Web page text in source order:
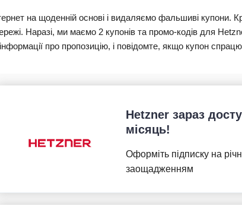
на щоденній основі і видаляємо фальшиві купони.
Наразі, ми маємо 2 купонів та промо-кодів для
про пропозицію, і повідомте, якщо купон
Hetzner зараз
місяць!
Оформіть підписку на
заощадженням